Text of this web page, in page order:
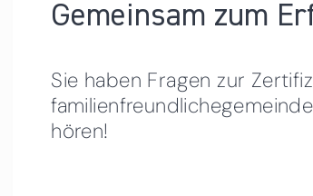
Gemeinsam zum
Sie haben Fragen zur
hören!